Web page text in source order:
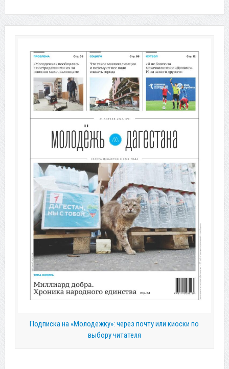
Подписка на «Молодежку»: через почту или киоски по
выбору читателя